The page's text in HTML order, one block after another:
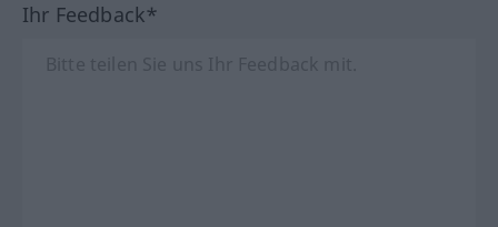
Ihr Feedback*